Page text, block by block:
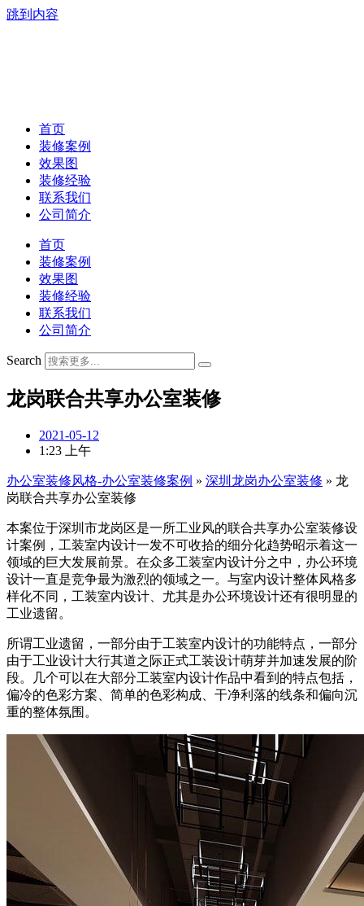
跳到内容
首页
装修案例
效果图
装修经验
联系我们
公司简介
首页
装修案例
效果图
装修经验
联系我们
公司简介
Search
龙岗联合共享办公室装修
2021-05-12
1:23 上午
办公室装修风格-办公室装修案例 » 深圳龙岗办公室装修 » 龙
岗联合共享办公室装修
本案位于深圳市龙岗区是一所工业风的联合共享办公室装修设
计案例，工装室内设计一发不可收拾的细分化趋势昭示着这一
领域的巨大发展前景。在众多工装室内设计分之中，办公环境
设计一直是竞争最为激烈的领域之一。与室内设计整体风格多
样化不同，工装室内设计、尤其是办公环境设计还有很明显的
工业遗留。
所谓工业遗留，一部分由于工装室内设计的功能特点，一部分
由于工业设计大行其道之际正式工装设计萌芽并加速发展的阶
段。几个可以在大部分工装室内设计作品中看到的特点包括，
偏冷的色彩方案、简单的色彩构成、干净利落的线条和偏向沉
重的整体氛围。